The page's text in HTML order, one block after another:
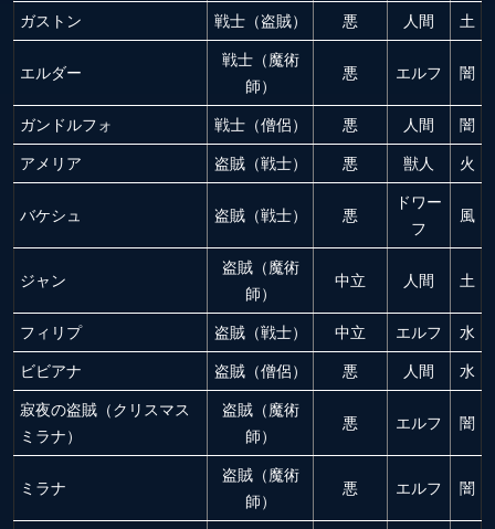
ガストン 戦士（盗賊） 悪 人間 土
エルダー
戦士（魔術
師）
悪 エルフ 闇
ガンドルフォ 戦士（僧侶） 悪 人間 闇
アメリア 盗賊（戦士） 悪 獣人 火
バケシュ 盗賊（戦士） 悪
ドワー
フ
風
ジャン
盗賊（魔術
師）
中立 人間 土
フィリプ 盗賊（戦士） 中立 エルフ 水
ビビアナ 盗賊（僧侶） 悪 人間 水
寂夜の盗賊（クリスマス
ミラナ）
盗賊（魔術
師）
悪 エルフ 闇
ミラナ
盗賊（魔術
師）
悪 エルフ 闇